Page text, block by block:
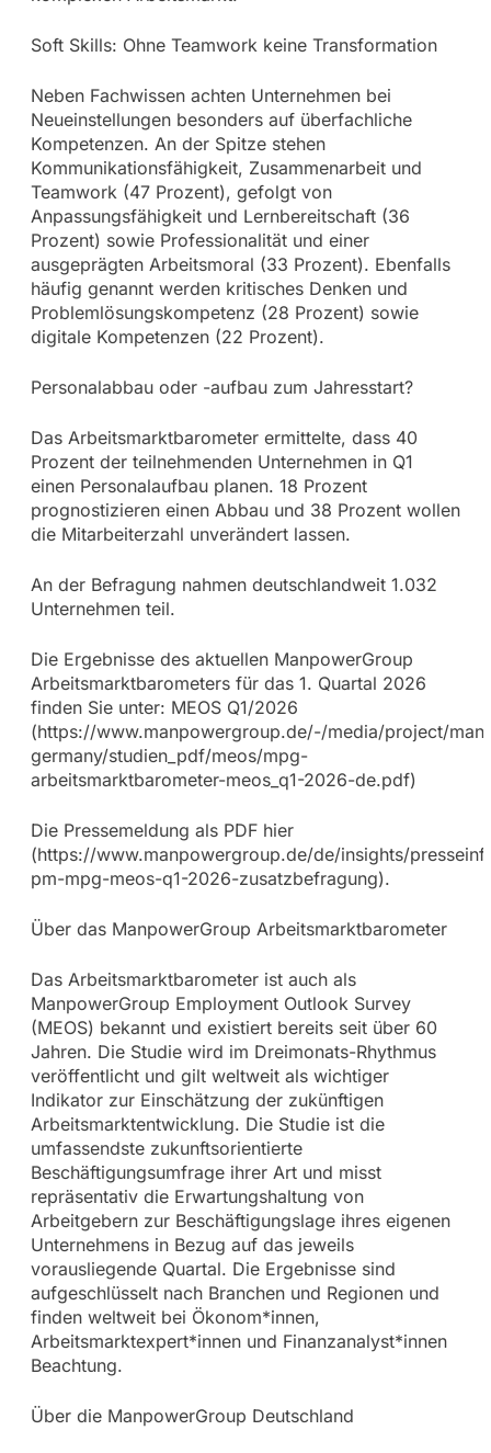
Soft Skills: Ohne Teamwork keine Transformation
Neben Fachwissen achten Unternehmen bei
Neueinstellungen besonders auf überfachliche
Kompetenzen. An der Spitze stehen
Kommunikationsfähigkeit, Zusammenarbeit und
Teamwork (47 Prozent), gefolgt von
Anpassungsfähigkeit und Lernbereitschaft (36
Prozent) sowie Professionalität und einer
ausgeprägten Arbeitsmoral (33 Prozent). Ebenfalls
häufig genannt werden kritisches Denken und
Problemlösungskompetenz (28 Prozent) sowie
digitale Kompetenzen (22 Prozent).
Personalabbau oder -aufbau zum Jahresstart?
Das Arbeitsmarktbarometer ermittelte, dass 40
Prozent der teilnehmenden Unternehmen in Q1
einen Personalaufbau planen. 18 Prozent
prognostizieren einen Abbau und 38 Prozent wollen
die Mitarbeiterzahl unverändert lassen.
An der Befragung nahmen deutschlandweit 1.032
Unternehmen teil.
Die Ergebnisse des aktuellen ManpowerGroup
Arbeitsmarktbarometers für das 1. Quartal 2026
finden Sie unter: MEOS Q1/2026
(https://www.manpowergroup.de/-/media/project/
germany/studien_pdf/meos/mpg-
arbeitsmarktbarometer-meos_q1-2026-de.pdf)
Die Pressemeldung als PDF hier
(https://www.manpowergroup.de/de/insights/
pm-mpg-meos-q1-2026-zusatzbefragung).
Über das ManpowerGroup Arbeitsmarktbarometer
Das Arbeitsmarktbarometer ist auch als
ManpowerGroup Employment Outlook Survey
(MEOS) bekannt und existiert bereits seit über 60
Jahren. Die Studie wird im Dreimonats-Rhythmus
veröffentlicht und gilt weltweit als wichtiger
Indikator zur Einschätzung der zukünftigen
Arbeitsmarktentwicklung. Die Studie ist die
umfassendste zukunftsorientierte
Beschäftigungsumfrage ihrer Art und misst
repräsentativ die Erwartungshaltung von
Arbeitgebern zur Beschäftigungslage ihres eigenen
Unternehmens in Bezug auf das jeweils
vorausliegende Quartal. Die Ergebnisse sind
aufgeschlüsselt nach Branchen und Regionen und
finden weltweit bei Ökonom*innen,
Arbeitsmarktexpert*innen und Finanzanalyst*innen
Beachtung.
Über die ManpowerGroup Deutschland